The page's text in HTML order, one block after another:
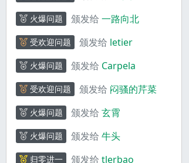
火爆问题 颁发给 一路向北
受欢迎问题 颁发给 letier
火爆问题 颁发给 Carpela
受欢迎问题 颁发给 闷骚的芹菜
火爆问题 颁发给 玄霄
火爆问题 颁发给 牛头
归零进一 颁发给 tlerbao